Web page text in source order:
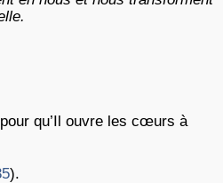
pour qu’Il ouvre les cœurs à
).